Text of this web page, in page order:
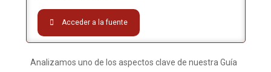
Acceder a la fuente
Analizamos uno de los aspectos clave de nuestra Guía